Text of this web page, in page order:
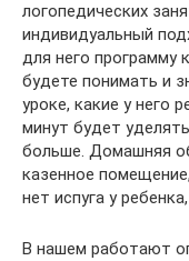
логопедических
индивидуальный
для него программу
будете понимать и
уроке, какие у него
минут будет
больше. Домашняя
казенное
нет испуга у
В нашем работают